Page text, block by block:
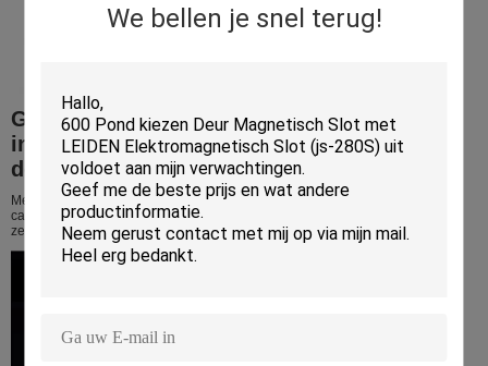
We bellen je snel terug!
Gebouwd in HD Dual Light Source (2
infrarood licht + wit licht), kan zelfs in het
donker worden herkend
Met zijn hoge resolutie infrarood nachtzicht licht en professionele kleur duo
camera,het kan de tweede snelheid nauwkeurig identificeren en verifiëren,
zelfs in extreem donkere of extreem lichte omgevingen.